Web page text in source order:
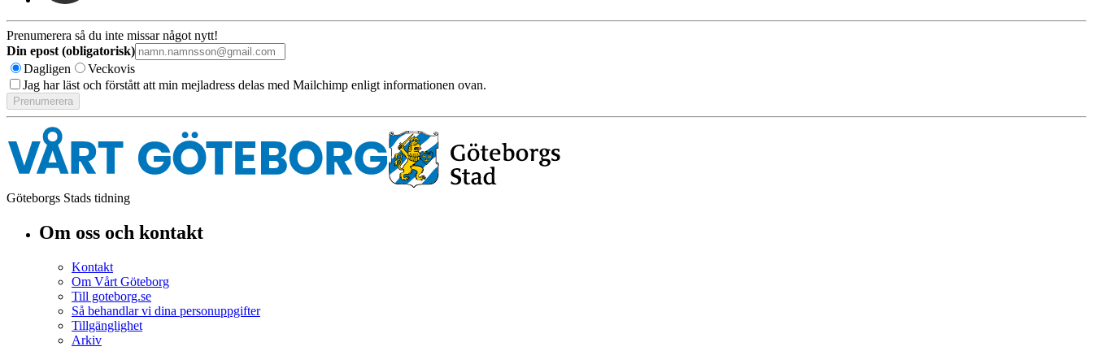
Prenumerera så du inte missar något nytt!
Din epost (obligatorisk)
Dagligen
Veckovis
Jag har läst och förstått att min mejladress delas med Mailchimp enligt informationen ovan.
Göteborgs Stads tidning
Om oss och kontakt
Kontakt
Om Vårt Göteborg
Till goteborg.se
Så behandlar vi dina personuppgifter
Tillgänglighet
Arkiv